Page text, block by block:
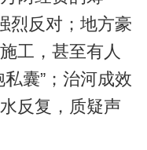
烈反对；地方豪
工，甚至有人
囊”；治河成效
反复，质疑声